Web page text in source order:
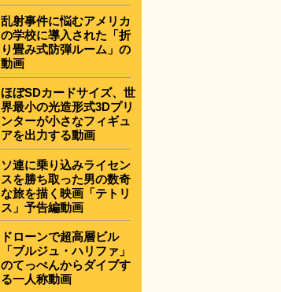
乱射事件に悩むアメリカ
の学校に導入された「折
り畳み式防弾ルーム」の
動画
ほぼSDカードサイズ、世
界最小の光造形式3Dプリ
ンターが小さなフィギュ
アを出力する動画
ソ連に乗り込みライセン
スを勝ち取った男の数奇
な旅を描く映画「テトリ
ス」予告編動画
ドローンで超高層ビル
「ブルジュ・ハリファ」
のてっぺんからダイブす
る一人称動画